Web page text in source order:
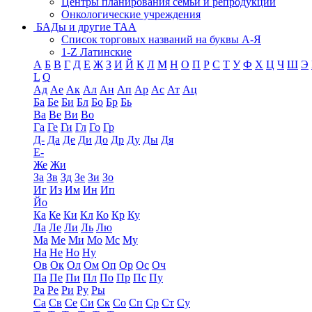
Онкологические учреждения
БАДы и другие ТАА
Список торговых названий на буквы А-Я
1-Z Латинские
А Б В Г Д Е Ж З И Й К Л М Н О П Р С Т У Ф Х Ц Ч Ш Э
L Q
Ад Ае Ак Ал Ан Ап Ар Ас Ат Ац
Ба Бе Би Бл Бо Бр Бь
Ва Ве Ви Во
Га Ге Ги Гл Го Гр
Д- Да Де Ди До Др Ду Ды Дя
Е-
Же Жи
За Зв Зд Зе Зи Зо
Иг Из Им Ин Ип
Йо
Ка Ке Ки Кл Ко Кр Ку
Ла Ле Ли Ль Лю
Ма Ме Ми Мо Мс Му
На Не Но Ну
Ов Ок Ол Ом Оп Ор Ос Оч
Па Пе Пи Пл По Пр Пс Пу
Ра Ре Ри Ру Ры
Са Св Се Си Ск Со Сп Ср Ст Су